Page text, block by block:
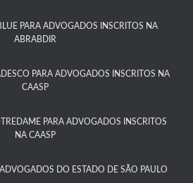
PARA ADVOGADOS INSCRITOS NA
ABRABDIR
PARA ADVOGADOS INSCRITOS NA
CAASP​
PARA ADVOGADOS INSCRITOS
NA CAASP​
DO ESTADO DE SÃO PAULO​